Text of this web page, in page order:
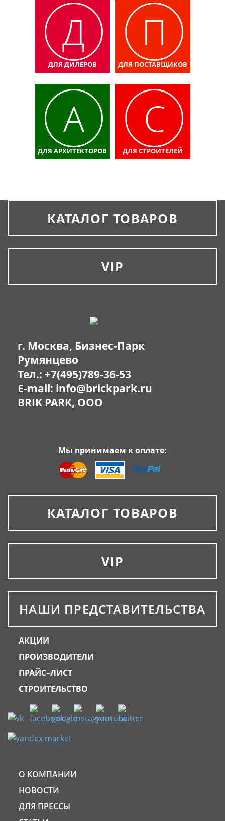
ДЛЯ ДИЛЕРОВ
Д
ДЛЯ ПОСТАВЩИКОВ
П
ДЛЯ АРХИТЕКТОРОВ
А
ДЛЯ СТРОИТЕЛЕЙ
С
КАТАЛОГ ТОВАРОВ
VIP
г. Москва, Бизнес-Парк
Румянцево
Тел.: +7(495)789-36-53
E-mail: info@brickpark.ru
BRIK PARK, OOO
Мы принимаем к оплате:
КАТАЛОГ ТОВАРОВ
VIP
НАШИ ПРЕДСТАВИТЕЛЬСТВА
АКЦИИ
ПРОИЗВОДИТЕЛИ
ПРАЙС–ЛИСТ
СТРОИТЕЛЬСТВО
О КОМПАНИИ
НОВОСТИ
ДЛЯ ПРЕССЫ